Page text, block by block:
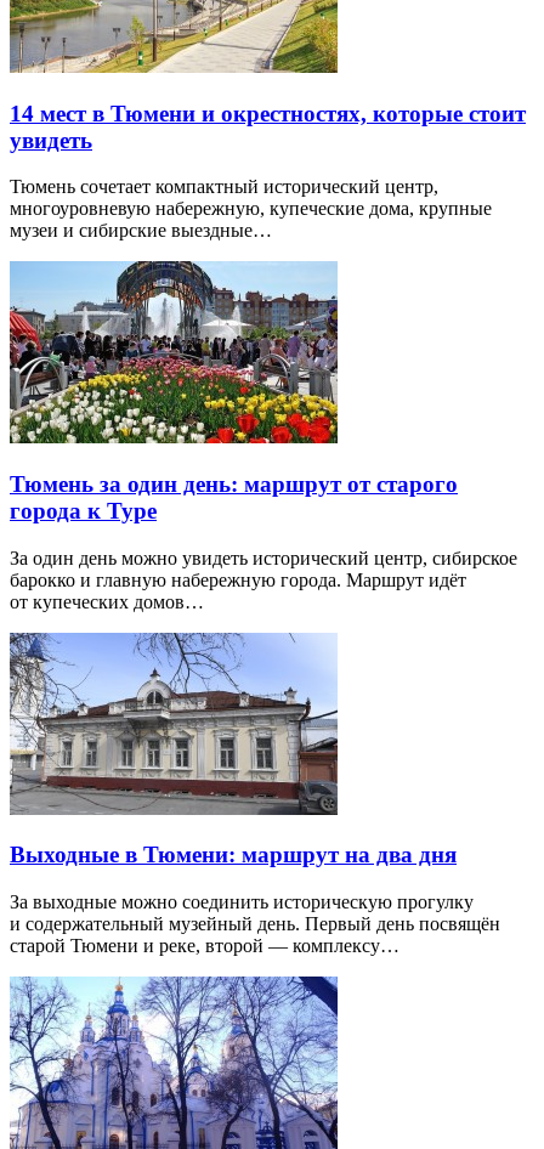
14 мест в Тюмени и окрестностях, которые стоит
увидеть
Тюмень сочетает компактный исторический центр,
многоуровневую набережную, купеческие дома, крупные
музеи и сибирские выездные…
Тюмень за один день: маршрут от старого
города к Туре
За один день можно увидеть исторический центр, сибирское
барокко и главную набережную города. Маршрут идёт
от купеческих домов…
Выходные в Тюмени: маршрут на два дня
За выходные можно соединить историческую прогулку
и содержательный музейный день. Первый день посвящён
старой Тюмени и реке, второй — комплексу…